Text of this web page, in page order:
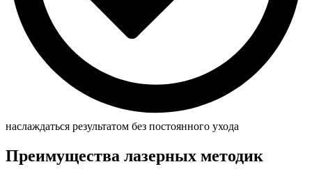
наслаждаться результатом без постоянного ухода
Преимущества лазерных методик